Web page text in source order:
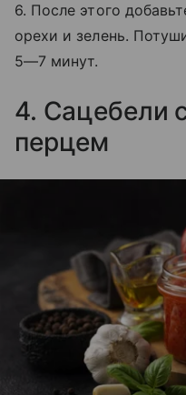
6. После этого
орехи и зелень.
5—7 минут.
4. Сацебели
перцем